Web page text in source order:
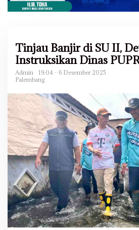
Tinjau Banjir di SU II,
Instruksikan Dinas
Admin
19:04 - 6 Desember 2025
Palembang